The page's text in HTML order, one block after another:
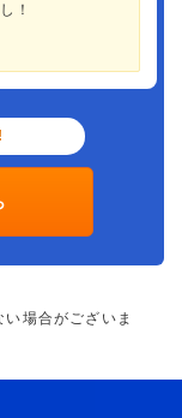
！
場合がございま